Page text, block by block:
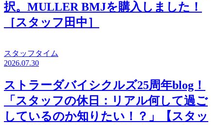
択。MULLER BMJを購入しました！
［スタッフ田中］
スタッフタイム
2026.07.30
ストラーダバイシクルズ25周年blog！
「スタッフの休日：リアル何して過ご
しているのか知りたい！？」【スタッ